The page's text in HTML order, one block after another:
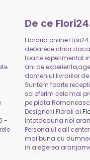
-
De ce
Floraria online
deoarece chiar
foarte experimentat
ani de
domeniul livrarilor de
Suntem foarte
sa oferim cele mai
pe piata
Designerii Florali ai
intotdeauna noi
Personalul call
mai buna cu
in alegerea